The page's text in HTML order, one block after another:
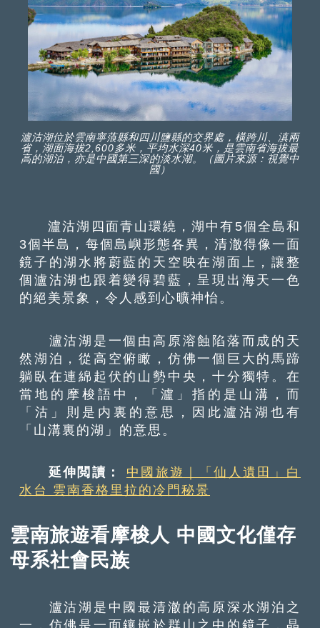
瀘沽湖位於雲南寧蒗縣和四川鹽縣的交界處，橫跨川、滇兩
省，湖面海拔2,600多米，平均水深40米，是雲南省海拔最
高的湖泊，亦是中國第三深的淡水湖。（圖片來源：視覺中
國）
瀘沽湖四面青山環繞，湖中有5個全島和
3個半島，每個島嶼形態各異，清澈得像一面
鏡子的湖水將蔚藍的天空映在湖面上，讓整
個瀘沽湖也跟着變得碧藍，呈現出海天一色
的絕美景象，令人感到心曠神怡。
瀘沽湖是一個由高原溶蝕陷落而成的天
然湖泊，從高空俯瞰，仿佛一個巨大的馬蹄
躺臥在連綿起伏的山勢中央，十分獨特。在
當地的摩梭語中，「瀘」指的是山溝，而
「沽」則是内裏的意思，因此瀘沽湖也有
「山溝裏的湖」的意思。
延伸閲讀：
中國旅遊｜「仙人遺田」白
水台 雲南香格里拉的冷門秘景
雲南旅遊看摩梭人 中國文化僅存
母系社會民族
瀘沽湖是中國最清澈的高原深水湖泊之
一，仿佛是一面鑲嵌於群山之中的鏡子，晶